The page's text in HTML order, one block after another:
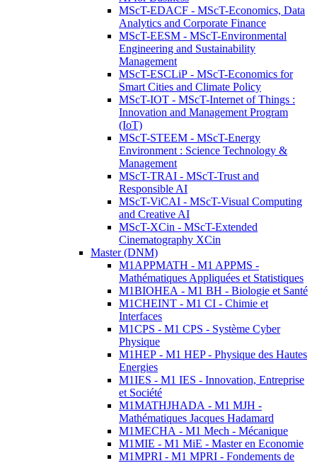
MScT-EDACF - MScT-Economics, Data
Analytics and Corporate Finance
MScT-EESM - MScT-Environmental
Engineering and Sustainability
Management
MScT-ESCLiP - MScT-Economics for
Smart Cities and Climate Policy
MScT-IOT - MScT-Internet of Things :
Innovation and Management Program
(IoT)
MScT-STEEM - MScT-Energy
Environment : Science Technology &
Management
MScT-TRAI - MScT-Trust and
Responsible AI
MScT-ViCAI - MScT-Visual Computing
and Creative AI
MScT-XCin - MScT-Extended
Cinematography XCin
Master (DNM)
M1APPMATH - M1 APPMS -
Mathématiques Appliquées et Statistiques
M1BIOHEA - M1 BH - Biologie et Santé
M1CHEINT - M1 CI - Chimie et
Interfaces
M1CPS - M1 CPS - Système Cyber
Physique
M1HEP - M1 HEP - Physique des Hautes
Energies
M1IES - M1 IES - Innovation, Entreprise
et Société
M1MATHJHADA - M1 MJH -
Mathématiques Jacques Hadamard
M1MECHA - M1 Mech - Mécanique
M1MIE - M1 MiE - Master en Economie
M1MPRI - M1 MPRI - Fondements de